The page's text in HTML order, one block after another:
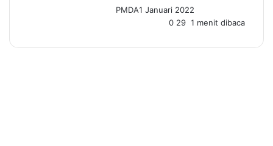
PMDA1 Januari 2022
0 29 1 menit dibaca